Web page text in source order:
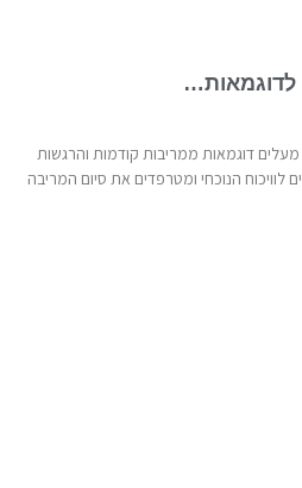
לדוגמאות…
מעלים דוגמאות ממריבות קודמות והרגשות
לוויכוח הנוכחי ומטרפדים את סיום המריבה